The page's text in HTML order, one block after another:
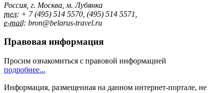
Россия, г. Москва, м. Лубянка
тел: + 7 (495) 514 5570, (495) 514 5571,
e-mail: bron@belarus-travel.ru
Правовая информация
Просим ознакомиться с правовой информацией
подробнее...
Информация, размещенная на данном интернет-портале, не